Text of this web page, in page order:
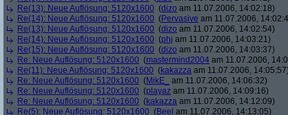
Re(13): Neue Auflösung: 5120x1600 (dizo am 11.07.2006, 14:02:18)
Re(14): Neue Auflösung: 5120x1600 (Pervasive am 11.07.2006,
Re(13): Neue Auflösung: 5120x1600 (dizo am 11.07.2006, 14:02:54)
Re(14): Neue Auflösung: 5120x1600 (phj am 11.07.2006, 14:03:21)
Re(15): Neue Auflösung: 5120x1600 (dizo am 11.07.2006, 14:03:37)
Re: Neue Auflösung: 5120x1600 (mastermind2004 am 11.07.2006,
Re(11): Neue Auflösung: 5120x1600 (kakazza am 11.07.2006, 14:05:57)
Re: Neue Auflösung: 5120x1600 (MikE_
am 11.07.2006, 14:06:32)
Re: Neue Auflösung: 5120x1600 (playaz am 11.07.2006, 14:09:16)
Re: Neue Auflösung: 5120x1600 (kakazza am 11.07.2006, 14:12:09)
Re(5): Neue Auflösung: 5120x1600 (Beel am 11.07.2006, 14:13:05)